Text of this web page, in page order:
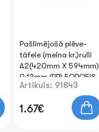
Pašlīmējošā plēve-
tāfele (melna kr.)rullī
A2(420mm X 594mm)
0.12mm (PP) FOROFIS
Artikuls: 91843
1.67€